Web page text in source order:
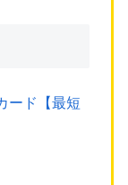
ード【最短